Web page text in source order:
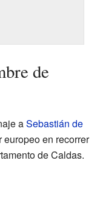
de
aSebastián de
en recorrer
de Caldas.